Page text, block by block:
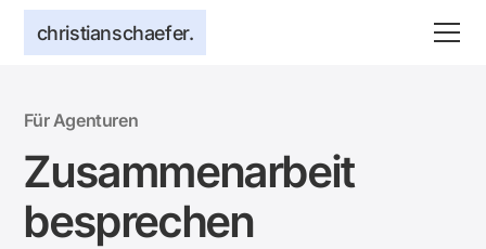
christianschaefer.
Für Agenturen
Zusammenarbeit
besprechen